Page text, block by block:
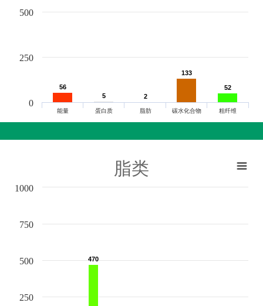
56
56
5
5 2
2
133
133
52
52
能量 蛋白质 脂肪 碳水化合物 粗纤维
0
250
500
脂类
470
470
250
500
750
1000